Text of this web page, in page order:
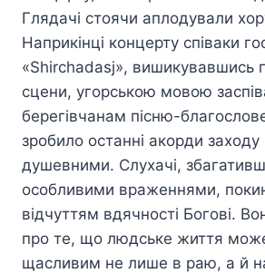
Глядачі стоячи аплодували
Наприкінці концерту співаки
«Shirchadasj», вишикувавшись
сцени, угорською мовою
берегівчанам пісню-
зробило останні акорди
душевними. Слухачі,
особливими враженнями,
відчуттям вдячності Богові.
про те, що людське життя
щасливим не лише в раю, а й